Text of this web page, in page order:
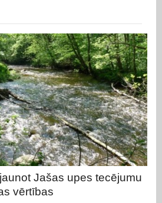
Jašas upes tecējumu
vērtības